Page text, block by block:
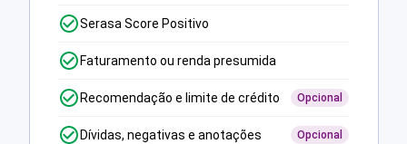
Serasa Score Positivo
Faturamento ou renda presumida
Recomendação e limite de crédito Opcional
Dívidas, negativas e anotações Opcional